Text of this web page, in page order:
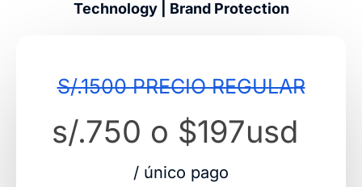
Technology | Brand Protection
S/.1500 PRECIO REGULAR
s/.750 o $197usd
/ único pago